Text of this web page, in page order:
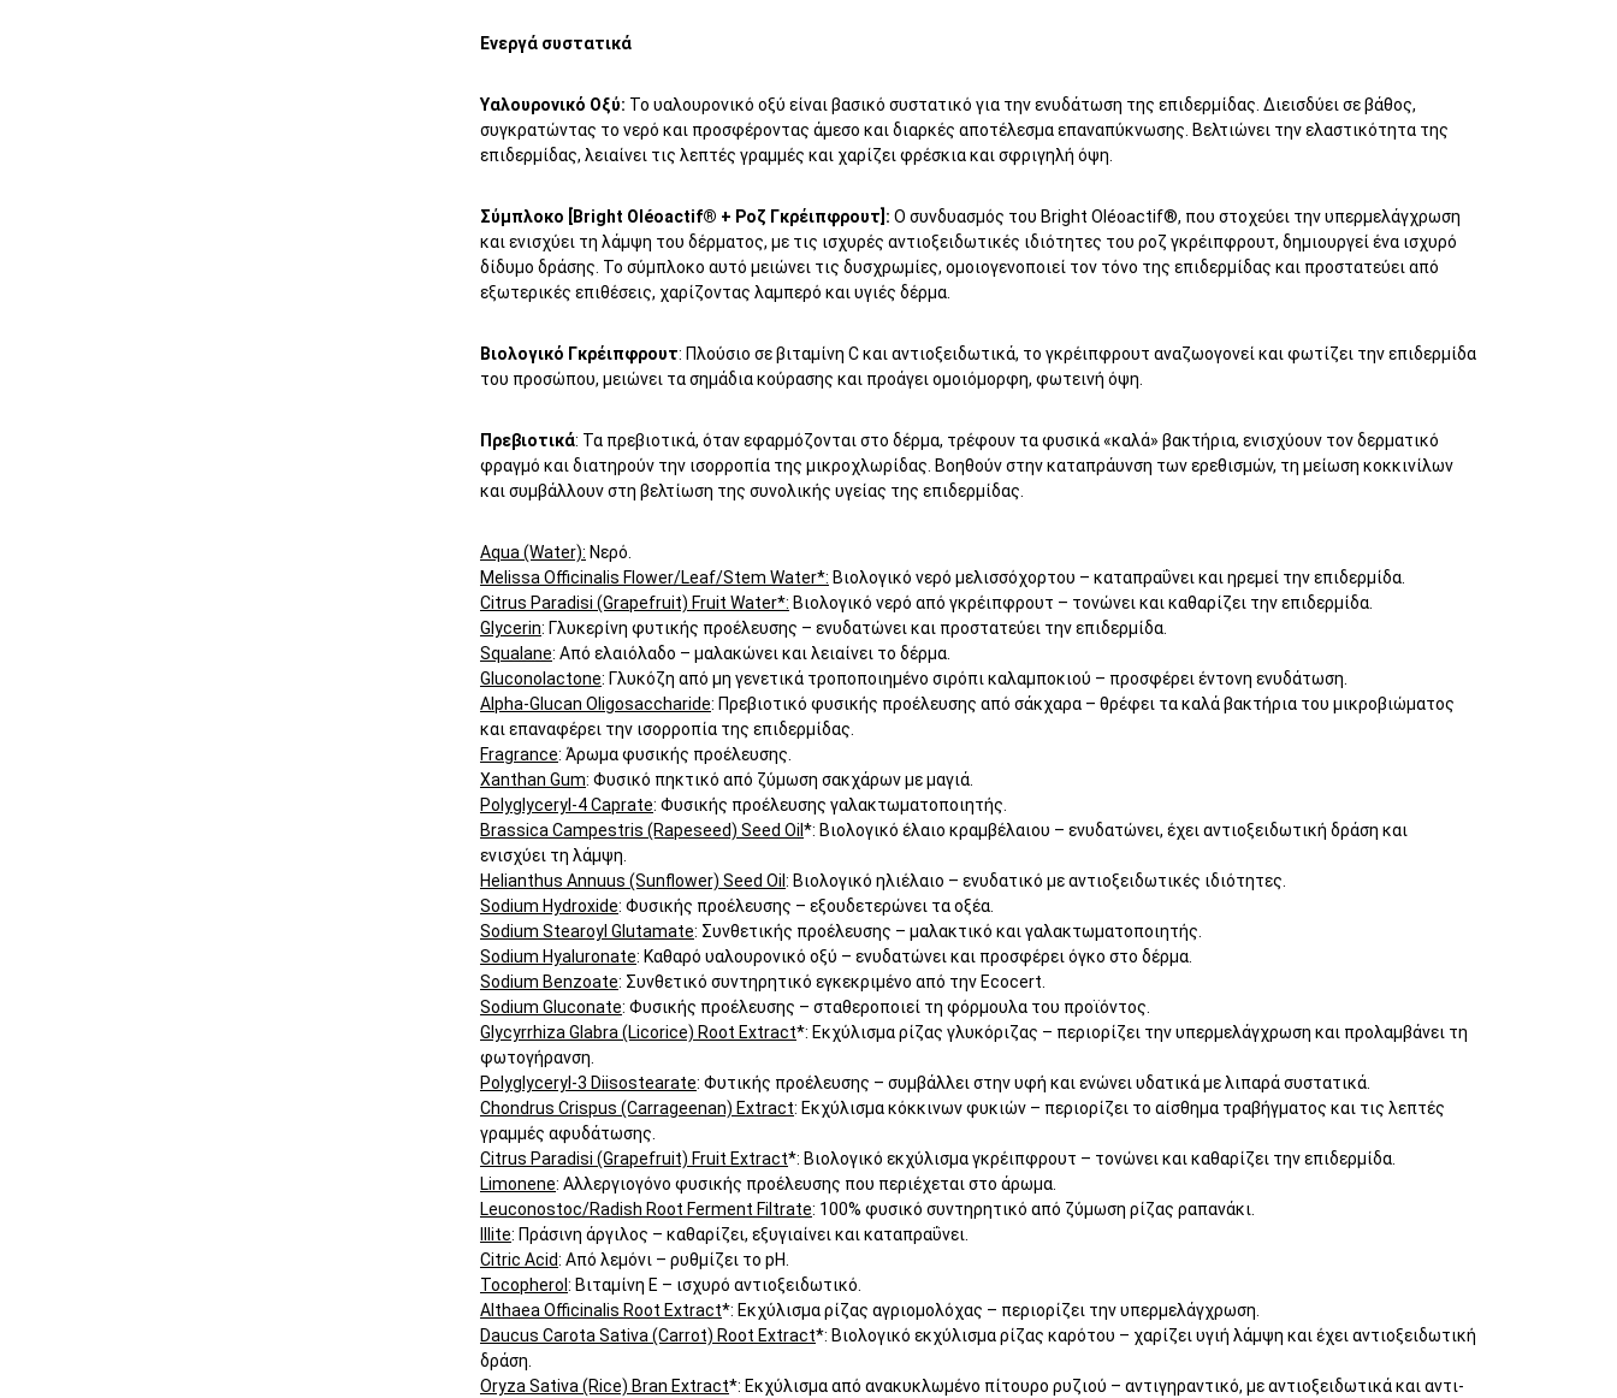
Ενεργά συστατικά
Υαλουρονικό Οξύ: Το υαλουρονικό οξύ είναι βασικό συστατικό για την ενυδάτωση της επιδερμίδας. Διεισδύει σε βάθος,
συγκρατώντας το νερό και προσφέροντας άμεσο και διαρκές αποτέλεσμα επαναπύκνωσης. Βελτιώνει την ελαστικότητα της
επιδερμίδας, λειαίνει τις λεπτές γραμμές και χαρίζει φρέσκια και σφριγηλή όψη.
Σύμπλοκο [Bright Oléoactif® + Ροζ Γκρέιπφρουτ]: Ο συνδυασμός του Bright Oléoactif®, που στοχεύει την υπερμελάγχρωση
και ενισχύει τη λάμψη του δέρματος, με τις ισχυρές αντιοξειδωτικές ιδιότητες του ροζ γκρέιπφρουτ, δημιουργεί ένα ισχυρό
δίδυμο δράσης. Το σύμπλοκο αυτό μειώνει τις δυσχρωμίες, ομοιογενοποιεί τον τόνο της επιδερμίδας και προστατεύει από
εξωτερικές επιθέσεις, χαρίζοντας λαμπερό και υγιές δέρμα.
Βιολογικό Γκρέιπφρουτ: Πλούσιο σε βιταμίνη C και αντιοξειδωτικά, το γκρέιπφρουτ αναζωογονεί και φωτίζει την επιδερμίδα
του προσώπου, μειώνει τα σημάδια κούρασης και προάγει ομοιόμορφη, φωτεινή όψη.
Πρεβιοτικά: Τα πρεβιοτικά, όταν εφαρμόζονται στο δέρμα, τρέφουν τα φυσικά «καλά» βακτήρια, ενισχύουν τον δερματικό
φραγμό και διατηρούν την ισορροπία της μικροχλωρίδας. Βοηθούν στην καταπράυνση των ερεθισμών, τη μείωση κοκκινίλων
και συμβάλλουν στη βελτίωση της συνολικής υγείας της επιδερμίδας.
Aqua (Water): Νερό.
Melissa Officinalis Flower/Leaf/Stem Water*: Βιολογικό νερό μελισσόχορτου – καταπραΰνει και ηρεμεί την επιδερμίδα.
Citrus Paradisi (Grapefruit) Fruit Water*: Βιολογικό νερό από γκρέιπφρουτ – τονώνει και καθαρίζει την επιδερμίδα.
Glycerin: Γλυκερίνη φυτικής προέλευσης – ενυδατώνει και προστατεύει την επιδερμίδα.
Squalane: Από ελαιόλαδο – μαλακώνει και λειαίνει το δέρμα.
Gluconolactone: Γλυκόζη από μη γενετικά τροποποιημένο σιρόπι καλαμποκιού – προσφέρει έντονη ενυδάτωση.
Alpha-Glucan Oligosaccharide: Πρεβιοτικό φυσικής προέλευσης από σάκχαρα – θρέφει τα καλά βακτήρια του μικροβιώματος
και επαναφέρει την ισορροπία της επιδερμίδας.
Fragrance: Άρωμα φυσικής προέλευσης.
Xanthan Gum: Φυσικό πηκτικό από ζύμωση σακχάρων με μαγιά.
Polyglyceryl-4 Caprate: Φυσικής προέλευσης γαλακτωματοποιητής.
Brassica Campestris (Rapeseed) Seed Oil *: Βιολογικό έλαιο κραμβέλαιου – ενυδατώνει, έχει αντιοξειδωτική δράση και
ενισχύει τη λάμψη.
Helianthus Annuus (Sunflower) Seed Oil : Βιολογικό ηλιέλαιο – ενυδατικό με αντιοξειδωτικές ιδιότητες.
Sodium Hydroxide: Φυσικής προέλευσης – εξουδετερώνει τα οξέα.
Sodium Stearoyl Glutamate: Συνθετικής προέλευσης – μαλακτικό και γαλακτωματοποιητής.
Sodium Hyaluronate: Καθαρό υαλουρονικό οξύ – ενυδατώνει και προσφέρει όγκο στο δέρμα.
Sodium Benzoate: Συνθετικό συντηρητικό εγκεκριμένο από την Ecocert.
Sodium Gluconate: Φυσικής προέλευσης – σταθεροποιεί τη φόρμουλα του προϊόντος.
Glycyrrhiza Glabra (Licorice) Root Extract*: Εκχύλισμα ρίζας γλυκόριζας – περιορίζει την υπερμελάγχρωση και προλαμβάνει τη
φωτογήρανση.
Polyglyceryl-3 Diisostearate: Φυτικής προέλευσης – συμβάλλει στην υφή και ενώνει υδατικά με λιπαρά συστατικά.
Chondrus Crispus (Carrageenan) Extract: Εκχύλισμα κόκκινων φυκιών – περιορίζει το αίσθημα τραβήγματος και τις λεπτές
γραμμές αφυδάτωσης.
Citrus Paradisi (Grapefruit) Fruit Extract*: Βιολογικό εκχύλισμα γκρέιπφρουτ – τονώνει και καθαρίζει την επιδερμίδα.
Limonene: Αλλεργιογόνο φυσικής προέλευσης που περιέχεται στο άρωμα.
Leuconostoc/Radish Root Ferment Filtrate: 100% φυσικό συντηρητικό από ζύμωση ρίζας ραπανάκι.
Illite: Πράσινη άργιλος – καθαρίζει, εξυγιαίνει και καταπραΰνει.
Citric Acid: Από λεμόνι – ρυθμίζει το pH.
Tocopherol : Βιταμίνη Ε – ισχυρό αντιοξειδωτικό.
Althaea Officinalis Root Extract*: Εκχύλισμα ρίζας αγριομολόχας – περιορίζει την υπερμελάγχρωση.
Daucus Carota Sativa (Carrot) Root Extract*: Βιολογικό εκχύλισμα ρίζας καρότου – χαρίζει υγιή λάμψη και έχει αντιοξειδωτική
δράση.
Oryza Sativa (Rice) Bran Extract*: Εκχύλισμα από ανακυκλωμένο πίτουρο ρυζιού – αντιγηραντικό, με αντιοξειδωτικά και αντι-